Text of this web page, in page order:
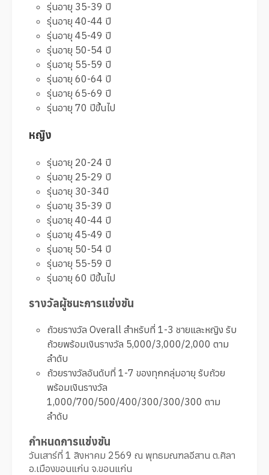
รุ่นอายุ 35-39 ปี
รุ่นอายุ 40-44 ปี
รุ่นอายุ 45-49 ปี
รุ่นอายุ 50-54 ปี
รุ่นอายุ 55-59 ปี
รุ่นอายุ 60-64 ปี
รุ่นอายุ 65-69 ปี
รุ่นอายุ 70 ปีขึ้นไป
หญิง
รุ่นอายุ 20-24 ปี
รุ่นอายุ 25-29 ปี
รุ่นอายุ 30-34ปี
รุ่นอายุ 35-39 ปี
รุ่นอายุ 40-44 ปี
รุ่นอายุ 45-49 ปี
รุ่นอายุ 50-54 ปี
รุ่นอายุ 55-59 ปี
รุ่นอายุ 60 ปีขึ้นไป
รางวัลผู้ชนะการแข่งขัน
ถ้วยรางวัล Overall สำหรับที่ 1-3 ชายและหญิง รับ
ถ้วยพร้อมเงินรางวัล 5,000/3,000/2,000 ตาม
ลำดับ
ถ้วยรางวัลอันดับที่ 1-7 ของทุกกลุ่มอายุ รับถ้วย
พร้อมเงินรางวัล
1,000/700/500/400/300/300/300 ตาม
ลำดับ
กำหนดการแข่งขัน
วันเสาร์ที่ 1 สิงหาคม 2569 ณ พุทธมณฑลอีสาน ต.ศิลา
อ.เมืองขอนแก่น จ.ขอนแก่น